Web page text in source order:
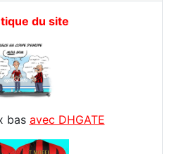
du site
bas avec DHGATE